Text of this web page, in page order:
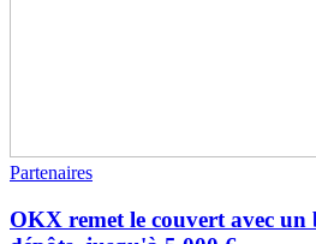
Partenaires
OKX remet le couvert avec un